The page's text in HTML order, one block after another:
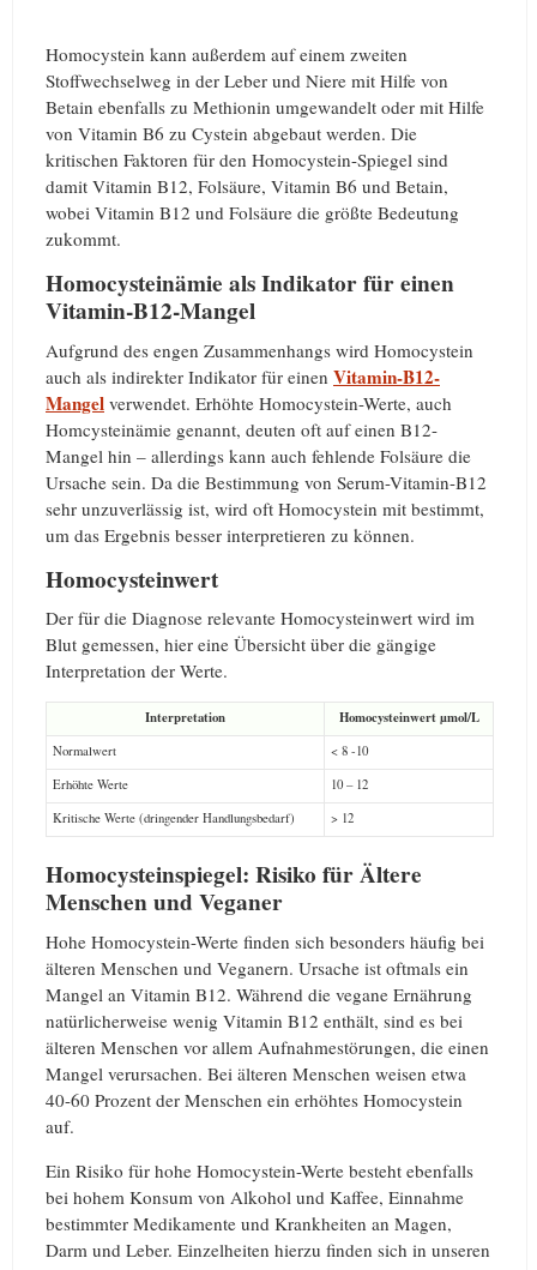
Homocystein kann außerdem auf einem zweiten
Stoffwechselweg in der Leber und Niere mit Hilfe von
Betain ebenfalls zu Methionin umgewandelt oder mit Hilfe
von Vitamin B6 zu Cystein abgebaut werden. Die
kritischen Faktoren für den Homocystein-Spiegel sind
damit Vitamin B12, Folsäure, Vitamin B6 und Betain,
wobei Vitamin B12 und Folsäure die größte Bedeutung
zukommt.
Homocysteinämie als Indikator für einen
Vitamin-B12-Mangel
Aufgrund des engen Zusammenhangs wird Homocystein
auch als indirekter Indikator für einen Vitamin-B12-
Mangel verwendet. Erhöhte Homocystein-Werte, auch
Homcysteinämie genannt, deuten oft auf einen B12-
Mangel hin – allerdings kann auch fehlende Folsäure die
Ursache sein. Da die Bestimmung von Serum-Vitamin-B12
sehr unzuverlässig ist, wird oft Homocystein mit bestimmt,
um das Ergebnis besser interpretieren zu können.
Homocysteinwert
Der für die Diagnose relevante Homocysteinwert wird im
Blut gemessen, hier eine Übersicht über die gängige
Interpretation der Werte.
Interpretation Homocysteinwert µmol/L
Normalwert
< 8 -10
Erhöhte Werte
10 – 12
Kritische Werte (dringender Handlungsbedarf)
> 12
Homocysteinspiegel: Risiko für Ältere
Menschen und Veganer
Hohe Homocystein-Werte finden sich besonders häufig bei
älteren Menschen und Veganern. Ursache ist oftmals ein
Mangel an Vitamin B12. Während die vegane Ernährung
natürlicherweise wenig Vitamin B12 enthält, sind es bei
älteren Menschen vor allem Aufnahmestörungen, die einen
Mangel verursachen. Bei älteren Menschen weisen etwa
40-60 Prozent der Menschen ein erhöhtes Homocystein
auf.
Ein Risiko für hohe Homocystein-Werte besteht ebenfalls
bei hohem Konsum von Alkohol und Kaffee, Einnahme
bestimmter Medikamente und Krankheiten an Magen,
Darm und Leber. Einzelheiten hierzu finden sich in unseren